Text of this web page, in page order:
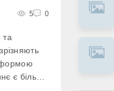
5 0
та
формою
є більш